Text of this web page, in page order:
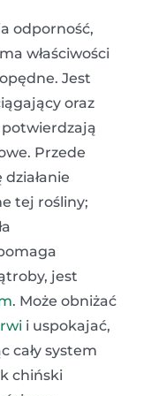
odporność,
właściwości
Jest
oraz
Przede
tej rośliny;
jest
. Może obniżać
i uspokajać,
cały system
chiński